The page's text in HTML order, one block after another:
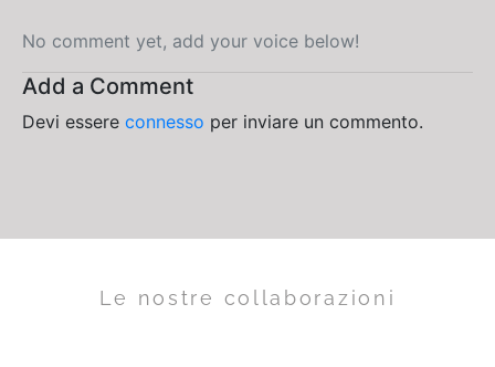
No comment yet, add your voice below!
Add a Comment
Devi essere connesso per inviare un commento.
Le nostre collaborazioni